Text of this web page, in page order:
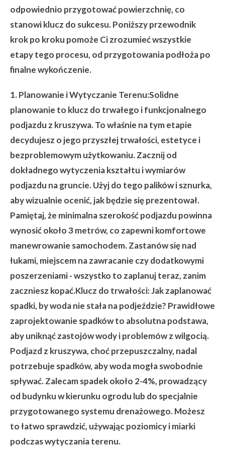
odpowiednio przygotować powierzchnię, co
stanowi klucz do sukcesu. Poniższy przewodnik
krok po kroku pomoże Ci zrozumieć wszystkie
etapy tego procesu, od przygotowania podłoża po
finalne wykończenie.
1. Planowanie i Wytyczanie Terenu:Solidne
planowanie to klucz do trwałego i funkcjonalnego
podjazdu z kruszywa. To właśnie na tym etapie
decydujesz o jego przyszłej trwałości, estetyce i
bezproblemowym użytkowaniu. Zacznij od
dokładnego wytyczenia kształtu i wymiarów
podjazdu na gruncie. Użyj do tego palików i sznurka,
aby wizualnie ocenić, jak będzie się prezentował.
Pamiętaj, że minimalna szerokość podjazdu powinna
wynosić około 3 metrów, co zapewni komfortowe
manewrowanie samochodem. Zastanów się nad
łukami, miejscem na zawracanie czy dodatkowymi
poszerzeniami - wszystko to zaplanuj teraz, zanim
zaczniesz kopać.Klucz do trwałości: Jak zaplanować
spadki, by woda nie stała na podjeździe? Prawidłowe
zaprojektowanie spadków to absolutna podstawa,
aby uniknąć zastojów wody i problemów z wilgocią.
Podjazd z kruszywa, choć przepuszczalny, nadal
potrzebuje spadków, aby woda mogła swobodnie
spływać. Zalecam spadek około 2-4%, prowadzący
od budynku w kierunku ogrodu lub do specjalnie
przygotowanego systemu drenażowego. Możesz
to łatwo sprawdzić, używając poziomicy i miarki
podczas wytyczania terenu.